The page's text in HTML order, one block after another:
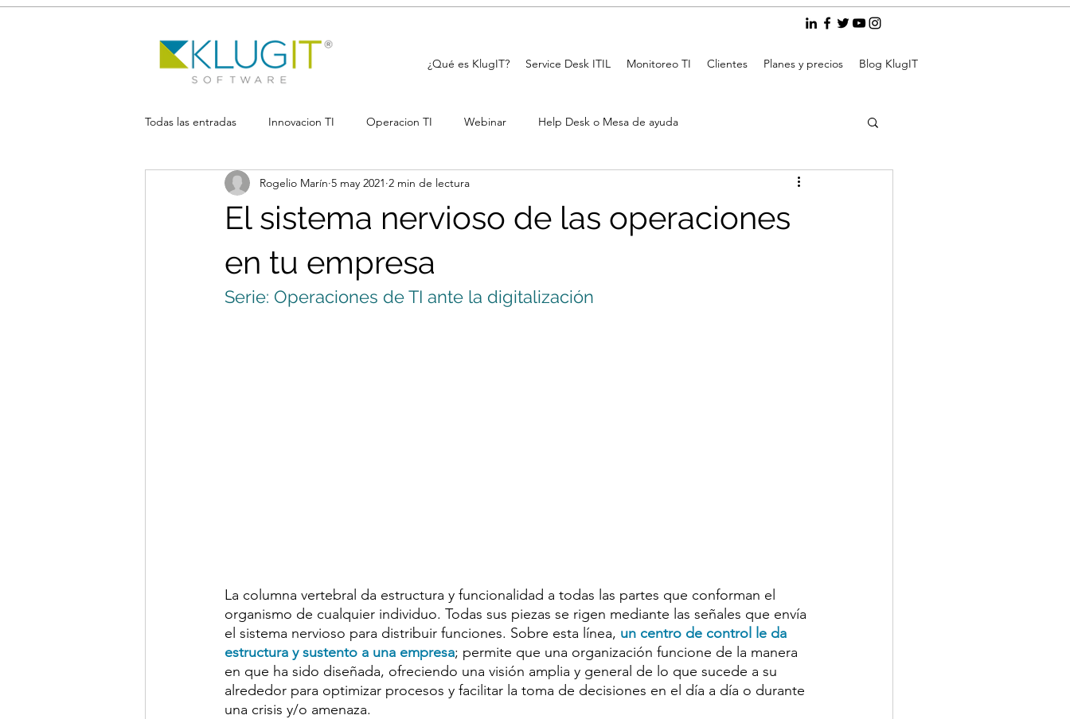
¿Qué es KlugIT? Service Desk ITIL Monitoreo TI Clientes Planes y precios Blog KlugIT
Todas las entradas Innovacion TI Operacion TI Webinar Help Desk o Mesa de ayuda
El sistema nervioso de las operaciones
en tu empresa
Rogelio Marín 5 may 2021 2 min de lectura
Serie: Operaciones de TI ante la digitalización
La columna vertebral da estructura y funcionalidad a todas las partes que conforman el
organismo de cualquier individuo. Todas sus piezas se rigen mediante las señales que envía
el sistema nervioso para distribuir funciones. Sobre esta línea, un centro de control le da
estructura y sustento a una empresa; permite que una organización funcione de la manera
en que ha sido diseñada, ofreciendo una visión amplia y general de lo que sucede a su
alrededor para optimizar procesos y facilitar la toma de decisiones en el día a día o durante
una crisis y/o amenaza.